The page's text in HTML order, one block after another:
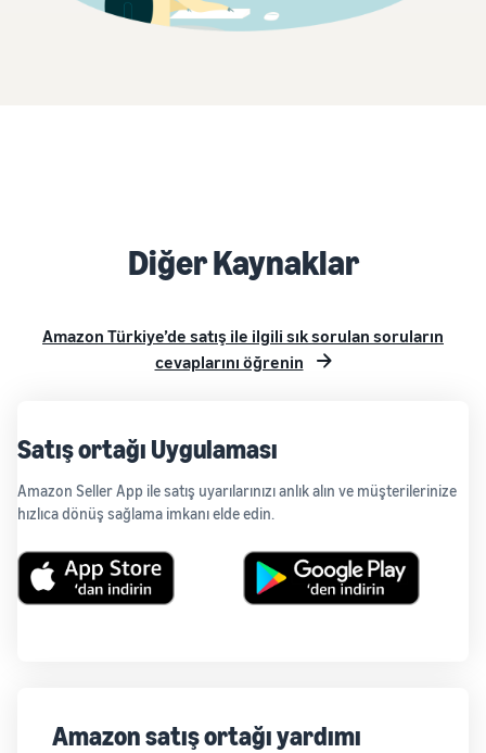
Diğer Kaynaklar
Amazon Türkiye’de satış ile ilgili sık sorulan soruların
cevaplarını öğrenin
Satış ortağı Uygulaması
Amazon Seller App ile satış uyarılarınızı anlık alın ve müşterilerinize
hızlıca dönüş sağlama imkanı elde edin.
Amazon satış ortağı yardımı